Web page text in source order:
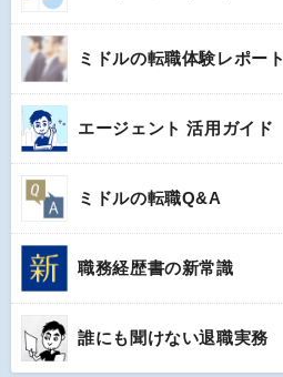
ミドルの転職体験レポート
エージェント 活用ガイド
ミドルの転職Q&A
職務経歴書の新常識
誰にも聞けない退職実務